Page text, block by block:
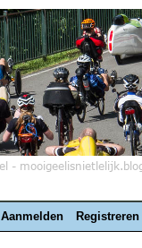
Aanmelden Registreren